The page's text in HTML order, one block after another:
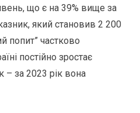
що є на 39% вище за
який становив 2 200
попит” частково
постійно зростає
– за 2023 рік вона